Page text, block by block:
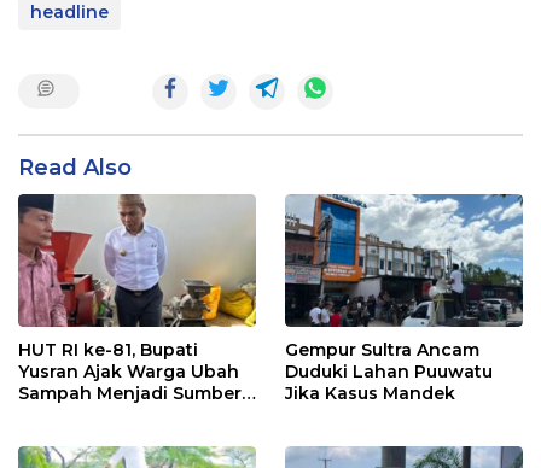
headline
Read Also
HUT RI ke-81, Bupati
Yusran Ajak Warga Ubah
Sampah Menjadi Sumber
Gempur Sultra Ancam
Duduki Lahan Puuwatu
Jika Kasus Mandek